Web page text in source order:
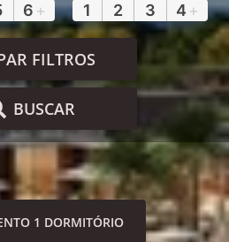
6 + 1 2 3 4 +
FILTROS
BUSCAR
1 DORMITÓRIO